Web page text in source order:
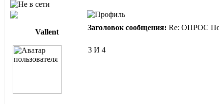
Vallent
Заголовок сообщения: Re: ОПРОС
3 И 4